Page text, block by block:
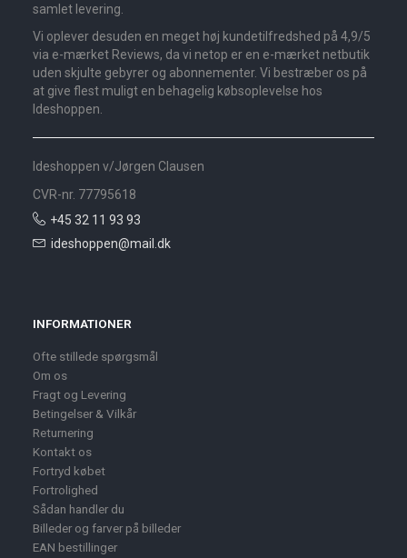
samlet levering.
Vi oplever desuden en meget høj kundetilfredshed på 4,9/5
via e-mærket Reviews, da vi netop er en e-mærket netbutik
uden skjulte gebyrer og abonnementer. Vi bestræber os på
at give flest muligt en behagelig købsoplevelse hos
Ideshoppen.
Ideshoppen v/Jørgen Clausen
CVR-nr. 77795618
+45 32 11 93 93
ideshoppen@mail.dk
INFORMATIONER
Ofte stillede spørgsmål
Om os
Fragt og Levering
Betingelser & Vilkår
Returnering
Kontakt os
Fortryd købet
Fortrolighed
Sådan handler du
Billeder og farver på billeder
EAN bestillinger